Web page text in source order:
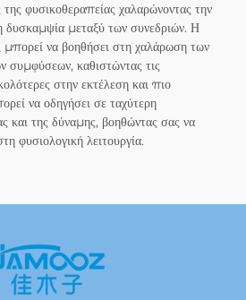
φυσικοθεραπείας χαλαρώνοντας την
δυσκαμψία μεταξύ των συνεδριών. Η
να βοηθήσει στη χαλάρωση των
συμφύσεων, καθιστώντας τις
στην εκτέλεση και πιο
να οδηγήσει σε ταχύτερη
και της δύναμης, βοηθώντας σας να
φυσιολογική λειτουργία.